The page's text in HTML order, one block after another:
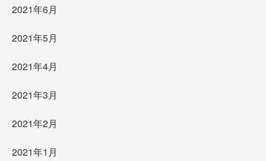
2021年6月
2021年5月
2021年4月
2021年3月
2021年2月
2021年1月